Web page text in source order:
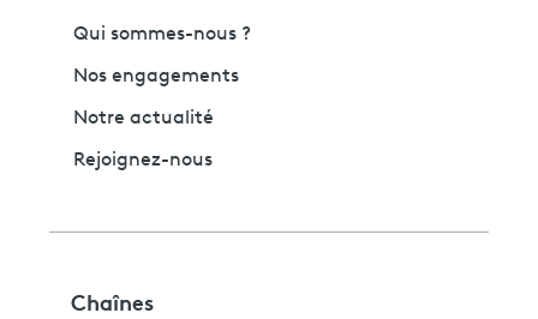
Qui sommes-nous ?
Nos engagements
Notre actualité
Rejoignez-nous
Chaînes